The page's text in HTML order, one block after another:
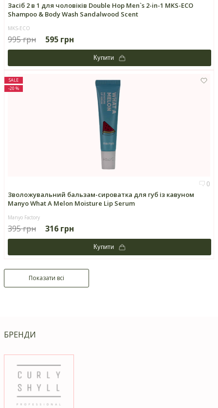
Засіб 2 в 1 для чоловіків Double Hop Men`s 2-in-1 MKS-ECO
Shampoo & Body Wash Sandalwood Scent
MKS-ECO
995 грн 595 грн
Купити
SALE
-20 %
0
Зволожувальний бальзам-сироватка для губ із кавуном
Manyo What A Melon Moisture Lip Serum
Manyo Factory
395 грн 316 грн
Купити
Показати всі
БРЕНДИ